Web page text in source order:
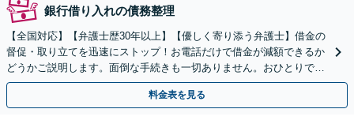
銀行借り入れの債務整理
【全国対応】【弁護士歴30年以上】【優しく寄り添う弁護士】借金の
督促・取り立てを迅速にストップ！お電話だけで借金が減額できるか
どうかご説明します。面倒な手続きも一切ありません。おひとりで悩
まず、お気軽にご相談ください。【電話相談可】
料金表を見る